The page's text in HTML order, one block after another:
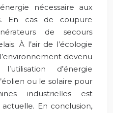
nécessaire aux
En cas de coupure
de secours
À l’air de l’écologie
devenu
d’énergie
ou le solaire pour
industrielles est
En conclusion,